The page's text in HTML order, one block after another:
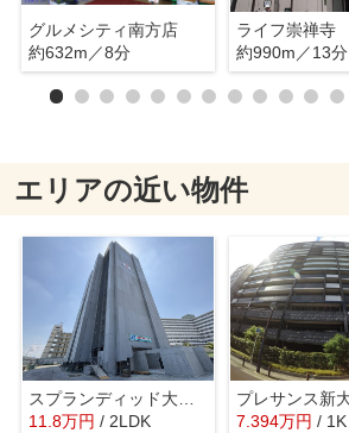
グルメシティ南方店
約632m／8分
ライフ崇禅寺
約990m／13分
エリアの近い物件
スプランディッド大阪EAST
11.8万円 / 2LDK
7.394万円 / 1K